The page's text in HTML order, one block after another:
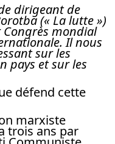
dirigeant de
(« La lutte »)
mondial
Il nous
sur les
pays et sur les
défend cette
marxiste
trois ans par